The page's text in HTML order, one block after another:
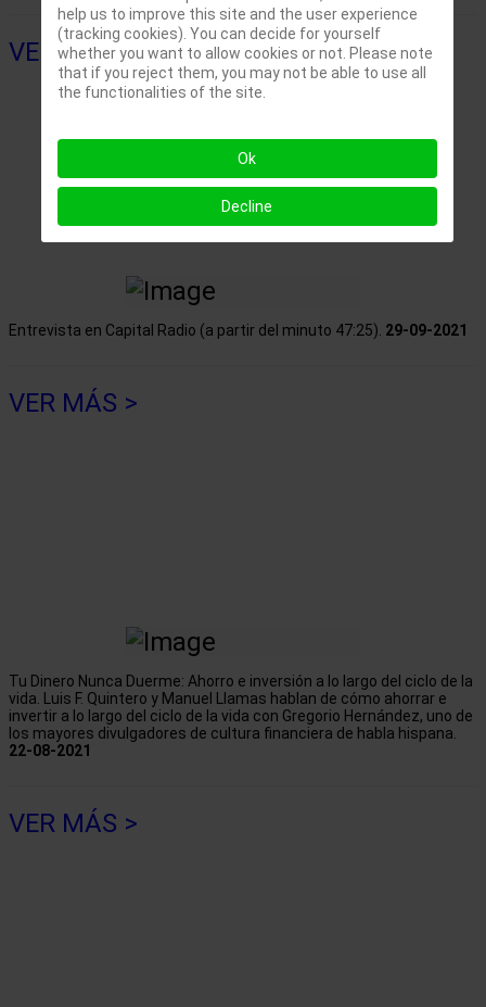
VER MÁS >
Entrevista en Capital Radio (a partir del minuto 47:25). 29-09-2021
VER MÁS >
Tu Dinero Nunca Duerme: Ahorro e inversión a lo largo del ciclo de la
vida. Luis F. Quintero y Manuel Llamas hablan de cómo ahorrar e
invertir a lo largo del ciclo de la vida con Gregorio Hernández, uno de
los mayores divulgadores de cultura financiera de habla hispana.
22-08-2021
VER MÁS >
help us to improve this site and the user experience
(tracking cookies). You can decide for yourself
whether you want to allow cookies or not. Please note
that if you reject them, you may not be able to use all
the functionalities of the site.
Ok
Decline